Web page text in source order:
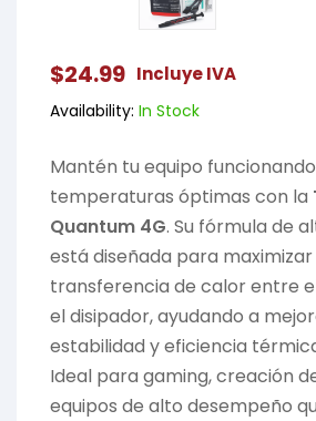
$24.99 Incluye IVA
Availability: In Stock
Mantén tu equipo
temperaturas óptimas con la
Quantum 4G. Su fórmula de
está diseñada para maximizar
transferencia de calor entre
el disipador, ayudando a
estabilidad y eficiencia
Ideal para gaming, creación
equipos de alto desempeño